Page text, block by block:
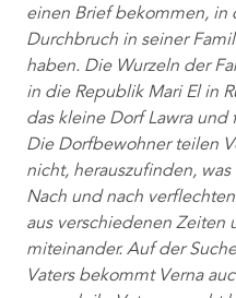
einen Brief bekommen, in
Durchbruch in seiner
haben. Die Wurzeln der
in die Republik Mari El in
das kleine Dorf Lawra
Die Dorfbewohner teilen
nicht, herauszufinden,
Nach und nach
aus verschiedenen Zeiten
miteinander. Auf der
Vaters bekommt Verna